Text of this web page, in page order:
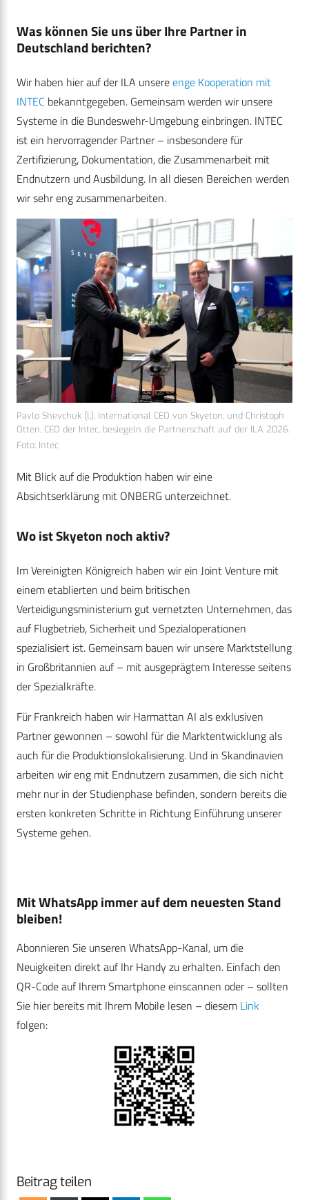
Was können Sie uns über Ihre Partner in
Deutschland berichten?
Wir haben hier auf der ILA unsereenge Kooperation mit
INTEC bekanntgegeben. Gemeinsam werden wir unsere
Systeme in die Bundeswehr-Umgebung einbringen. INTEC
ist ein hervorragender Partner – insbesondere für
Zertifizierung, Dokumentation, die Zusammenarbeit mit
Endnutzern und Ausbildung. In all diesen Bereichen werden
wir sehr eng zusammenarbeiten.
Pavlo Shevchuk (l.), International CEO von Skyeton, und Christoph
Otten, CEO der Intec, besiegeln die Partnerschaft auf der ILA 2026.
Foto: Intec
Mit Blick auf die Produktion haben wir eine
Absichtserklärung mit ONBERG unterzeichnet.
Wo ist Skyeton noch aktiv?
Im Vereinigten Königreich haben wir ein Joint Venture mit
einem etablierten und beim britischen
Verteidigungsministerium gut vernetzten Unternehmen, das
auf Flugbetrieb, Sicherheit und Spezialoperationen
spezialisiert ist. Gemeinsam bauen wir unsere Marktstellung
in Großbritannien auf – mit ausgeprägtem Interesse seitens
der Spezialkräfte.
Für Frankreich haben wir Harmattan AI als exklusiven
Partner gewonnen – sowohl für die Marktentwicklung als
auch für die Produktionslokalisierung. Und in Skandinavien
arbeiten wir eng mit Endnutzern zusammen, die sich nicht
mehr nur in der Studienphase befinden, sondern bereits die
ersten konkreten Schritte in Richtung Einführung unserer
Systeme gehen.
Mit WhatsApp immer auf dem neuesten Stand
bleiben!
Abonnieren Sie unseren WhatsApp-Kanal, um die
Neuigkeiten direkt auf Ihr Handy zu erhalten. Einfach den
QR-Code auf Ihrem Smartphone einscannen oder – sollten
Sie hier bereits mit Ihrem Mobile lesen – diesem Link
folgen:
Beitrag teilen